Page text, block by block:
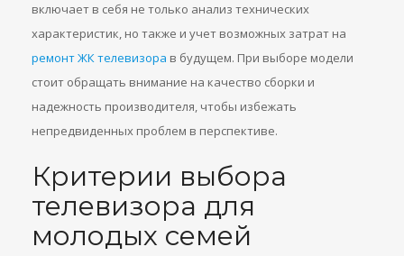
включает в себя не только анализ технических
характеристик, но также и учет возможных затрат на
ремонт ЖК телевизора в будущем. При выборе модели
стоит обращать внимание на качество сборки и
надежность производителя, чтобы избежать
непредвиденных проблем в перспективе.
Критерии выбора
телевизора для
молодых семей